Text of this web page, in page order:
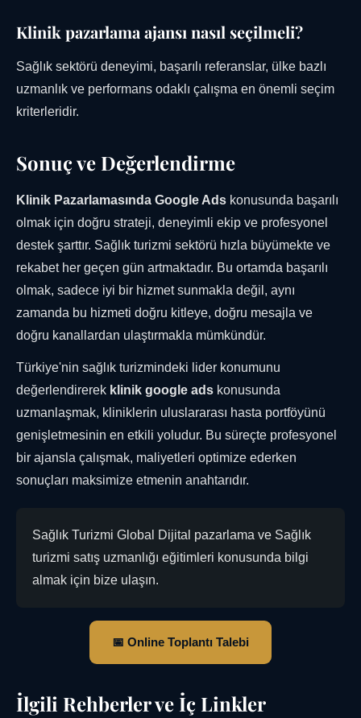
Klinik pazarlama ajansı nasıl seçilmeli?
Sağlık sektörü deneyimi, başarılı referanslar, ülke bazlı
uzmanlık ve performans odaklı çalışma en önemli seçim
kriterleridir.
Sonuç ve Değerlendirme
Klinik Pazarlamasında Google Ads konusunda başarılı
olmak için doğru strateji, deneyimli ekip ve profesyonel
destek şarttır. Sağlık turizmi sektörü hızla büyümekte ve
rekabet her geçen gün artmaktadır. Bu ortamda başarılı
olmak, sadece iyi bir hizmet sunmakla değil, aynı
zamanda bu hizmeti doğru kitleye, doğru mesajla ve
doğru kanallardan ulaştırmakla mümkündür.
Türkiye'nin sağlık turizmindeki lider konumunu
değerlendirerek klinik google ads konusunda
uzmanlaşmak, kliniklerin uluslararası hasta portföyünü
genişletmesinin en etkili yoludur. Bu süreçte profesyonel
bir ajansla çalışmak, maliyetleri optimize ederken
sonuçları maksimize etmenin anahtarıdır.
Sağlık Turizmi Global Dijital pazarlama ve Sağlık
turizmi satış uzmanlığı eğitimleri konusunda bilgi
almak için bize ulaşın.
📅 Online Toplantı Talebi
İlgili Rehberler ve İç Linkler